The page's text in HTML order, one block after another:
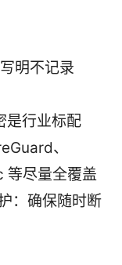
明不记录
是行业标配
、
等尽量全覆盖
：确保随时断